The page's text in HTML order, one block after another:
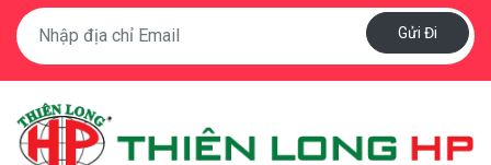
Gửi Đi